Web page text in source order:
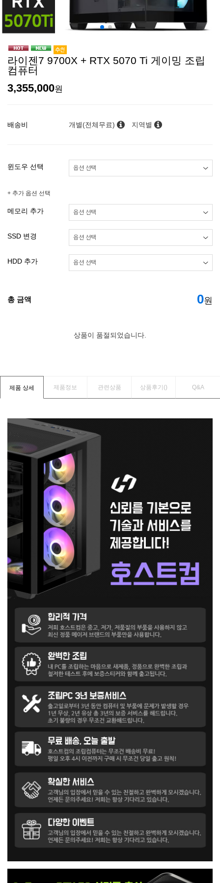
라이젠7 9700X + RTX 5070 Ti 게이밍 조립
컴퓨터
3,355,000원
배송비 개별(전체무료) 지역별
윈도우 선택
+ 추가 옵션 선택
메모리 추가
SSD 변경
HDD 추가
총 금액 0원
상품이 품절되었습니다.
제품 상세 제품정보 관련상품 상품후기() Q&A